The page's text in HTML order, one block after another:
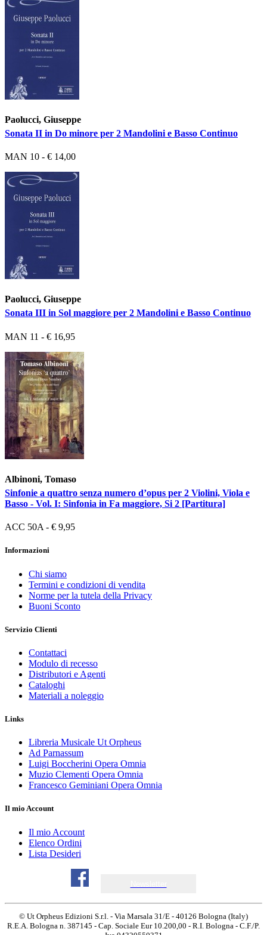
Paolucci, Giuseppe
Sonata II in Do minore per 2 Mandolini e Basso Continuo
MAN 10 - € 14,00
Paolucci, Giuseppe
Sonata III in Sol maggiore per 2 Mandolini e Basso Continuo
MAN 11 - € 16,95
Albinoni, Tomaso
Sinfonie a quattro senza numero d’opus per 2 Violini, Viola e
Basso - Vol. I: Sinfonia in Fa maggiore, Si 2 [Partitura]
ACC 50A - € 9,95
Informazioni
Chi siamo
Termini e condizioni di vendita
Norme per la tutela della Privacy
Buoni Sconto
Servizio Clienti
Contattaci
Modulo di recesso
Distributori e Agenti
Cataloghi
Materiali a noleggio
Links
Libreria Musicale Ut Orpheus
Ad Parnassum
Luigi Boccherini Opera Omnia
Muzio Clementi Opera Omnia
Francesco Geminiani Opera Omnia
Il mio Account
Il mio Account
Elenco Ordini
Lista Desideri
© Ut Orpheus Edizioni S.r.l. - Via Marsala 31/E - 40126 Bologna (Italy)
R.E.A. Bologna n. 387145 - Cap. Sociale Eur 10.200,00 - R.I. Bologna - C.F./P.